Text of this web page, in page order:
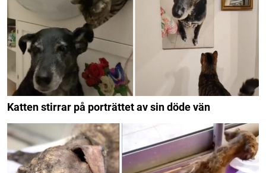
Katten stirrar på porträttet av sin döde vän